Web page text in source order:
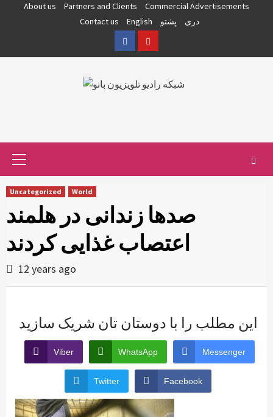
About us Partners and Clients
Commercial Advertisements
Contact us
English پشتو
دری
FacebookYouTube
Uncategorized World
صدها زندانی در هلمند
اعتصاب غذایی کردند
12 years ago
این مطلب را با دوستان تان شریک سازید
Viber WhatsApp Messenger
Twitter Facebook